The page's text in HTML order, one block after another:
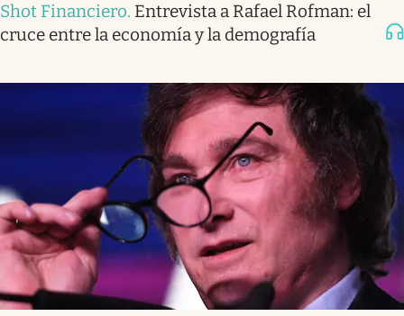
Shot Financiero. Entrevista a Rafael Rofman: el
cruce entre la economía y la demografía